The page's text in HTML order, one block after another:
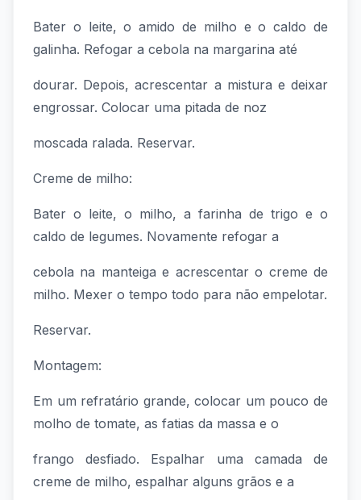
Bater o leite, o amido de milho e o caldo de
galinha. Refogar a cebola na margarina até
dourar. Depois, acrescentar a mistura e deixar
engrossar. Colocar uma pitada de noz
moscada ralada. Reservar.
Creme de milho:
Bater o leite, o milho, a farinha de trigo e o
caldo de legumes. Novamente refogar a
cebola na manteiga e acrescentar o creme de
milho. Mexer o tempo todo para não empelotar.
Reservar.
Montagem:
Em um refratário grande, colocar um pouco de
molho de tomate, as fatias da massa e o
frango desfiado. Espalhar uma camada de
creme de milho, espalhar alguns grãos e a